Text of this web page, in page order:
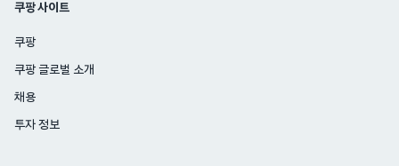
쿠팡 사이트
쿠팡
쿠팡 글로벌 소개
채용
투자 정보